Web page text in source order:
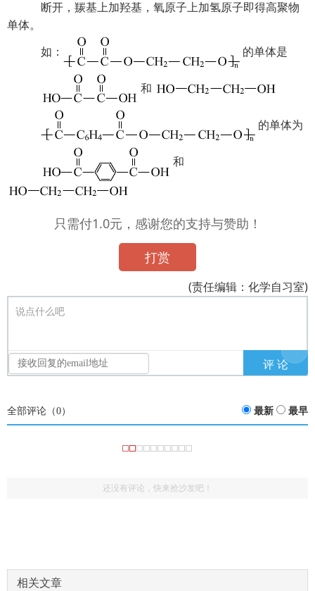
断开，羰基上加羟基，氧原子上加氢原子即得高聚物
单体。
如：
的单体是
和
的单体为
和
只需付1.0元，感谢您的支持与赞助！
打赏
(责任编辑：化学自习室)
说点什么吧
全部评论（0） 最新 最早
还没有评论，快来抢沙发吧！
相关文章